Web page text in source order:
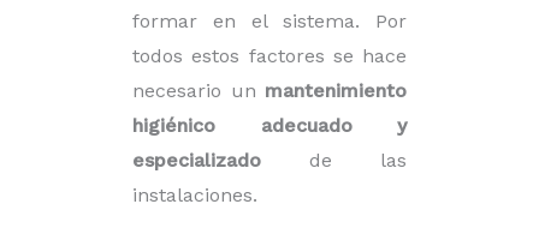
formar en el sistema. Por
todos estos factores se hace
necesario un mantenimiento
higiénico adecuado y
especializado de las
instalaciones.